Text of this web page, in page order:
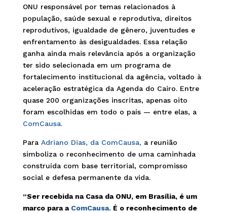
ONU responsável por temas relacionados à
população, saúde sexual e reprodutiva, direitos
reprodutivos, igualdade de gênero, juventudes e
enfrentamento às desigualdades. Essa relação
ganha ainda mais relevância após a organização
ter sido selecionada em um programa de
fortalecimento institucional da agência, voltado à
aceleração estratégica da Agenda do Cairo. Entre
quase 200 organizações inscritas, apenas oito
foram escolhidas em todo o país — entre elas, a
ComCausa.
ParaAdriano Dias, da ComCausa, a reunião
simboliza o reconhecimento de uma caminhada
construída com base territorial, compromisso
social e defesa permanente da vida.
“Ser recebida na Casa da ONU, em Brasília, é um
marco para aComCausa.É o reconhecimento de